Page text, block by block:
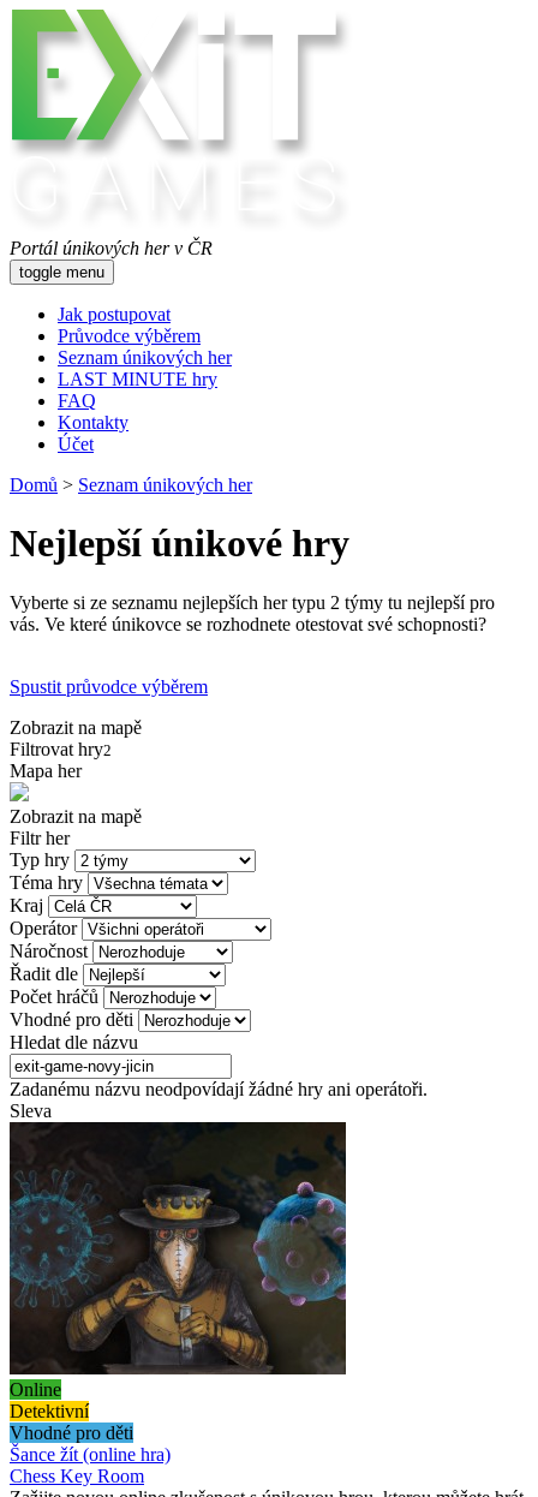
Portál únikových her v ČR
toggle menu
Jak postupovat
Průvodce výběrem
Seznam únikových her
LAST MINUTE hry
FAQ
Kontakty
Účet
Domů > Seznam únikových her
Nejlepší únikové hry
Vyberte si ze seznamu nejlepších her typu 2 týmy tu nejlepší pro
vás. Ve které únikovce se rozhodnete otestovat své schopnosti?
Spustit průvodce výběrem
Zobrazit na mapě
Filtrovat hry2
Mapa her
Zobrazit na mapě
Filtr her
Typ hry
Téma hry
Kraj
Operátor
Náročnost
Řadit dle
Počet hráčů
Vhodné pro děti
Hledat dle názvu
Zadanému názvu neodpovídají žádné hry ani operátoři.
Sleva
Online
Detektivní
Vhodné pro děti
Šance žít (online hra)
Chess Key Room